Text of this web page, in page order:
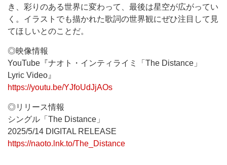
き、彩りのある世界に変わって、最後は星空が広がってい
く。イラストでも描かれた歌詞の世界観にぜひ注目して見
てほしいとのことだ。
◎映像情報
YouTube『ナオト・インティライミ「The Distance」
Lyric Video』
https://youtu.be/YJfoUdJjAOs
◎リリース情報
シングル「The Distance」
2025/5/14 DIGITAL RELEASE
https://naoto.lnk.to/The_Distance